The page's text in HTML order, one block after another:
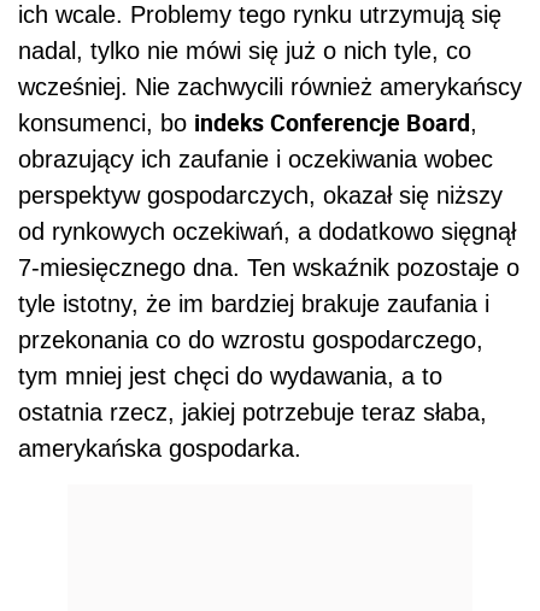
ich wcale. Problemy tego rynku utrzymują się
nadal, tylko nie mówi się już o nich tyle, co
wcześniej. Nie zachwycili również amerykańscy
konsumenci, bo indeks Conferencje Board,
obrazujący ich zaufanie i oczekiwania wobec
perspektyw gospodarczych, okazał się niższy
od rynkowych oczekiwań, a dodatkowo sięgnął
7-miesięcznego dna. Ten wskaźnik pozostaje o
tyle istotny, że im bardziej brakuje zaufania i
przekonania co do wzrostu gospodarczego,
tym mniej jest chęci do wydawania, a to
ostatnia rzecz, jakiej potrzebuje teraz słaba,
amerykańska gospodarka.